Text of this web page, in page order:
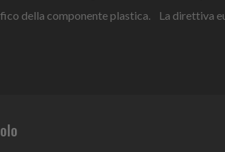
della componente plastica. La direttiva